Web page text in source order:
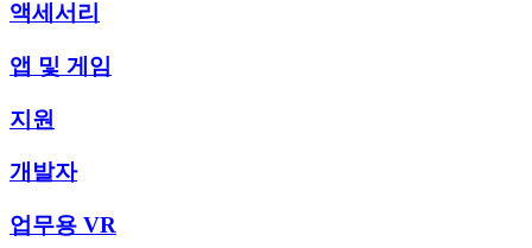
액세서리
앱 및 게임
지원
개발자
업무용 VR